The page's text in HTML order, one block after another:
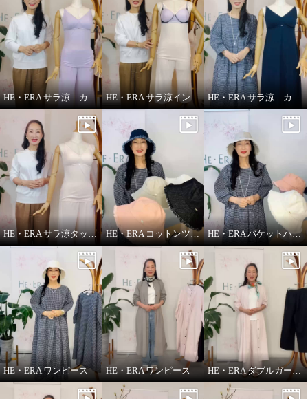
０％ コクーンシルエット ワンピ
ース
チャコール ショート丈
¥0
０％ コクーンシルエット ワンピ
ース
チャコール ロング丈
HE・ERA サラ涼 カップ付きインナー HE・ERA サラ涼インナー HE・ERA サラ涼 カップ付きスリップ
HE・ERA サラ涼タッチ ペチパンツ HE・ERA コットンツイル バケットハット HE・ERA バケットハット
HE・ERA ワンピース HE・ERA ワンピース HE・ERA ダブルガーゼ パンツ